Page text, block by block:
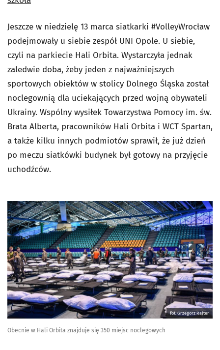
Jeszcze w niedzielę 13 marca siatkarki #VolleyWrocław
podejmowały u siebie zespół UNI Opole. U siebie,
czyli na parkiecie Hali Orbita. Wystarczyła jednak
zaledwie doba, żeby jeden z najważniejszych
sportowych obiektów w stolicy Dolnego Śląska został
noclegownią dla uciekających przed wojną obywateli
Ukrainy. Wspólny wysiłek Towarzystwa Pomocy im. św.
Brata Alberta, pracowników Hali Orbita i WCT Spartan,
a także kilku innych podmiotów sprawił, że już dzień
po meczu siatkówki budynek był gotowy na przyjęcie
uchodźców.
fot. Grzegorz Rajter
Obecnie w Hali Orbita znajduje się 350 miejsc noclegowych